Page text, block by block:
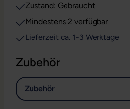
Zustand: Gebraucht
Mindestens 2 verfügbar
Lieferzeit ca. 1-3 Werktage
Zubehör
Zubehör